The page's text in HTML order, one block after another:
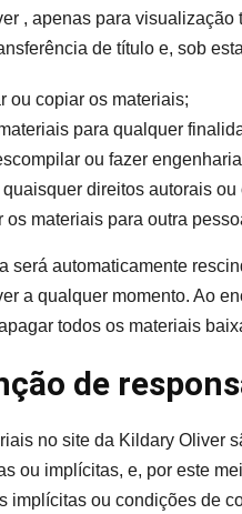
, apenas para
de título e, sob
ou copiar os materiais;
para qualquer
ou fazer
quaisquer direitos autorais
os materiais para outra
será automaticamente
a qualquer momento. Ao
todos os materiais
de
no site da Kildary Oliver
ou implícitas, e, por este
implícitas ou condições de